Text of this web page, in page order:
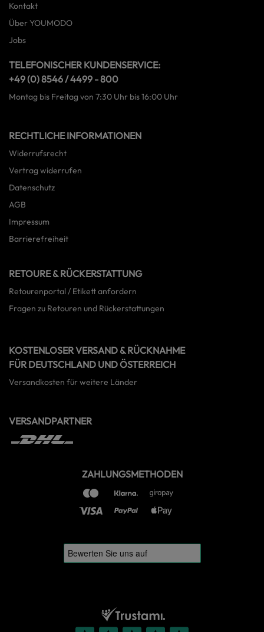
Kontakt
Über YOUMODO
Jobs
TELEFONISCHER KUNDENSERVICE:
+49 (0) 8546 / 4499 - 800
Montag bis Freitag von 7:30 Uhr bis 16:00 Uhr
RECHTLICHE INFORMATIONEN
Widerrufsrecht
Vertrag widerrufen
Datenschutz
AGB
Impressum
Barrierefreiheit
RETOURE & RÜCKERSTATTUNG
Retourenportal / Etikett anfordern
Fragen zu Retouren und Rückerstattungen
KOSTENLOSER VERSAND & RÜCKNAHME
FÜR DEUTSCHLAND UND ÖSTERREICH
Versandkosten für weitere Länder
VERSANDPARTNER
ZAHLUNGSMETHODEN